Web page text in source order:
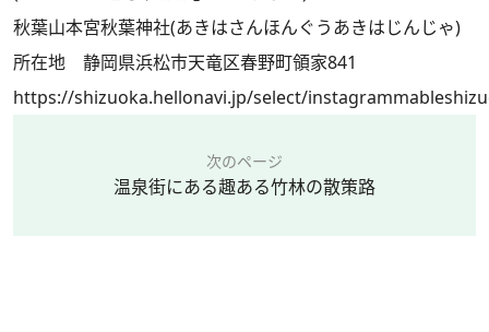
秋葉山本宮秋葉神社(あきはさんほんぐうあきはじんじゃ)
所在地 静岡県浜松市天竜区春野町領家841
https://shizuoka.hellonavi.jp/select/
次のページ
温泉街にある趣ある竹林の散策路